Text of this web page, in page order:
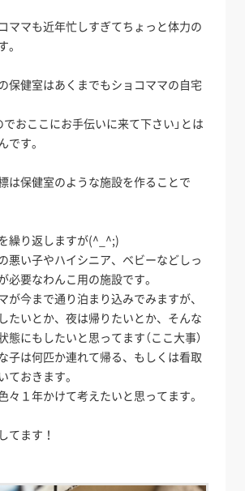
ママも近年忙しすぎてちょっと体力の
保健室はあくまでもショコママの自宅
でおここにお手伝いに来て下さい」とは
です。
は保健室のような施設を作ることで
繰り返しますが(^_^;)
悪い子やハイシニア、ベビーなどしっ
必要なわんこ用の施設です。
が今まで通り泊まり込みでみますが、
たいとか、夜は帰りたいとか、そんな
態にもしたいと思ってます（ここ大事）
子は何匹か連れて帰る、もしくは看取
ておきます。
々１年かけて考えたいと思ってます。
てます！